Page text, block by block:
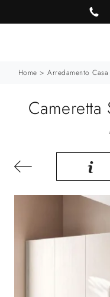
Home > Arredamento Casa